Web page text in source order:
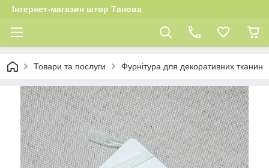
Інтернет-магазин штор Танова
Товари та послуги Фурнітура для декоративних тканин